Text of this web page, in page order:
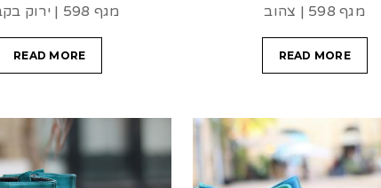
מגף 598 | ירוק בקבוק
READ MORE
מגף 598 | צהוב
READ MORE